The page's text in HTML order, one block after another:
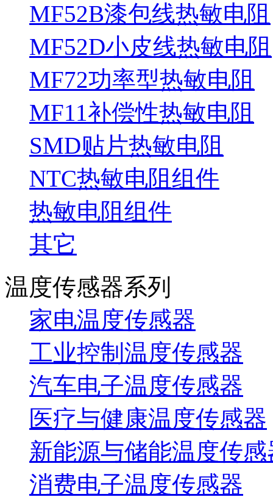
MF52B漆包线热敏电阻
MF52D小皮线热敏电阻
MF72功率型热敏电阻
MF11补偿性热敏电阻
SMD贴片热敏电阻
NTC热敏电阻组件
热敏电阻组件
其它
温度传感器系列
家电温度传感器
工业控制温度传感器
汽车电子温度传感器
医疗与健康温度传感器
新能源与储能温度传感
消费电子温度传感器